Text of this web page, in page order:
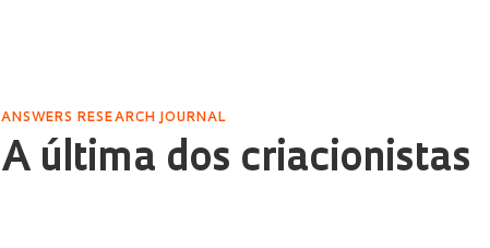
ANSWERS RESEARCH JOURNAL
A última dos criacionistas